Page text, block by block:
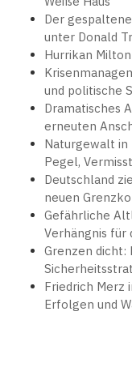
Der
unter Donald
Hurrikan
und politische
Dramatisches
erneuten
Naturgewalt in
Pegel,
Deutschland
neuen
Gefährliche
Verhängnis für
Grenzen dicht:
Friedrich Merz
Erfolgen und